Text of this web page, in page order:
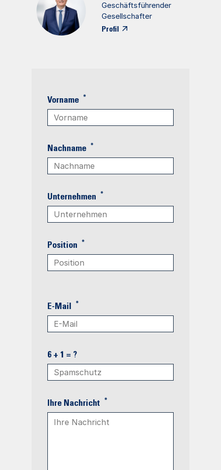
Geschäftsführender
Gesellschafter
Profil
Vorname *
Nachname *
Unternehmen *
Position *
E-Mail *
6 + 1 = ?
Ihre Nachricht *